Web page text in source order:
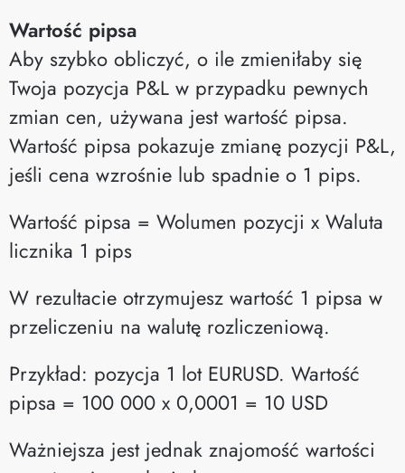
Wartość pipsa
Aby szybko obliczyć, o ile zmieniłaby się
Twoja pozycja P&L w przypadku pewnych
zmian cen, używana jest wartość pipsa.
Wartość pipsa pokazuje zmianę pozycji P&L,
jeśli cena wzrośnie lub spadnie o 1 pips.
Wartość pipsa = Wolumen pozycji x Waluta
licznika 1 pips
W rezultacie otrzymujesz wartość 1 pipsa w
przeliczeniu na walutę rozliczeniową.
Przykład: pozycja 1 lot EURUSD. Wartość
pipsa = 100 000 x 0,0001 = 10 USD
Ważniejsza jest jednak znajomość wartości